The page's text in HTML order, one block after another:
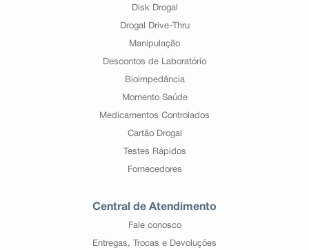
Disk Drogal
Drogal Drive-Thru
Manipulação
Descontos de Laboratório
Bioimpedância
Momento Saúde
Medicamentos Controlados
Cartão Drogal
Testes Rápidos
Fornecedores
Central de Atendimento
Fale conosco
Entregas, Trocas e Devoluções